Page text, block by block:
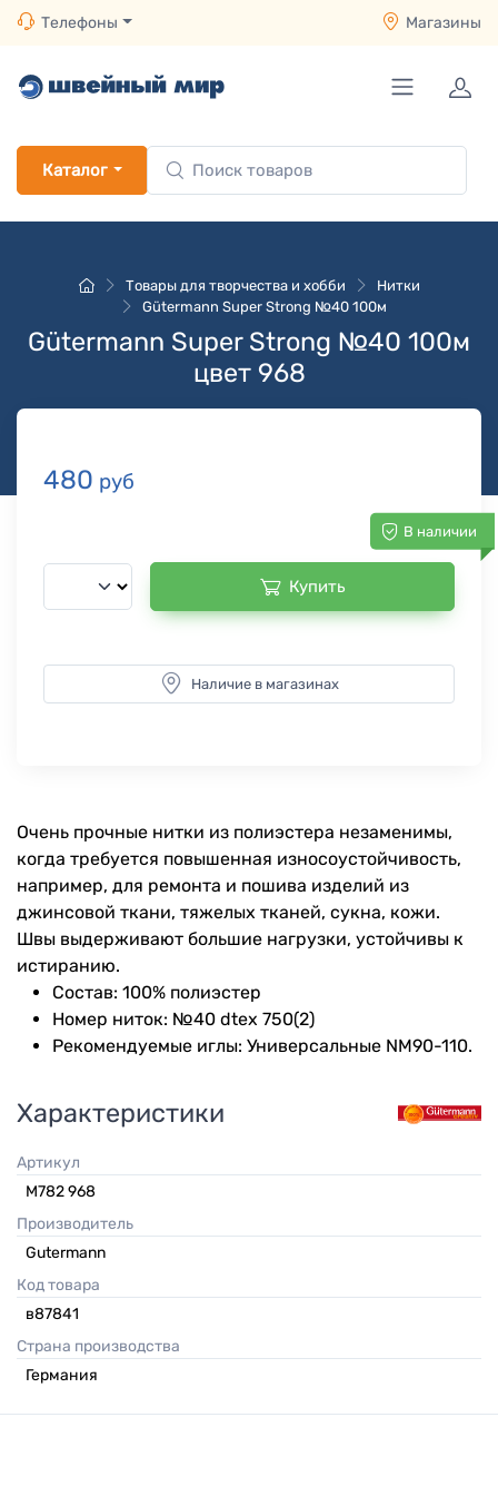
Телефоны Магазины
Каталог
Товары для творчества и хобби
Нитки
Gütermann Super Strong №40 100м
Gütermann Super Strong №40 100м
цвет 968
480 руб
В наличии
Купить
Наличие в магазинах
Очень прочные нитки из полиэстера незаменимы,
когда требуется повышенная износоустойчивость,
например, для ремонта и пошива изделий из
джинсовой ткани, тяжелых тканей, сукна, кожи.
Швы выдерживают большие нагрузки, устойчивы к
истиранию.
Состав: 100% полиэстер
Номер ниток: №40 dtex 750(2)
Рекомендуемые иглы: Универсальные NM90-110.
Характеристики
Артикул
M782 968
Производитель
Gutermann
Код товара
в87841
Страна производства
Германия